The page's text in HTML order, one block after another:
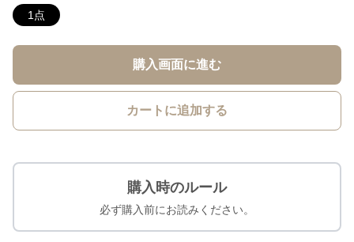
1点
購入画面に進む
カートに追加する
購入時のルール
必ず購入前にお読みください。